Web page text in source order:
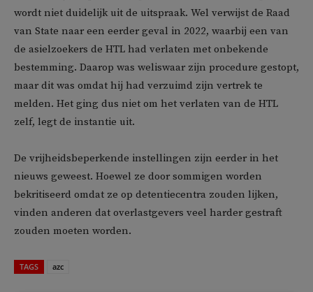
wordt niet duidelijk uit de uitspraak. Wel verwijst de Raad
van State naar een eerder geval in 2022, waarbij een van
de asielzoekers de HTL had verlaten met onbekende
bestemming. Daarop was weliswaar zijn procedure gestopt,
maar dit was omdat hij had verzuimd zijn vertrek te
melden. Het ging dus niet om het verlaten van de HTL
zelf, legt de instantie uit.
De vrijheidsbeperkende instellingen zijn eerder in het
nieuws geweest. Hoewel ze door sommigen worden
bekritiseerd omdat ze op detentiecentra zouden lijken,
vinden anderen dat overlastgevers veel harder gestraft
zouden moeten worden.
TAGS azc